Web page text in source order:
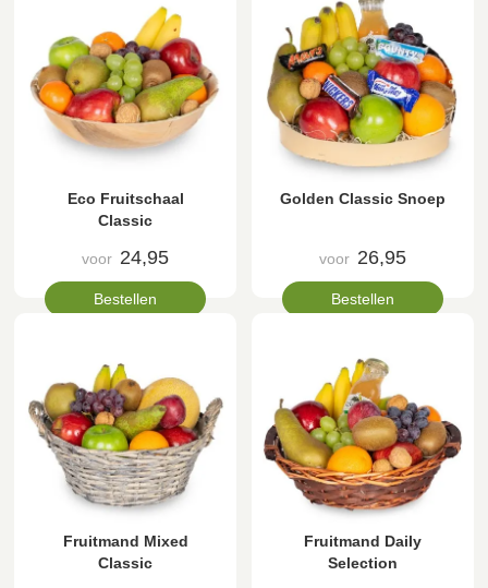
Eco Fruitschaal
Classic
voor 24,95
Bestellen
Golden Classic Snoep
voor 26,95
Bestellen
Fruitmand Mixed
Classic
Fruitmand Daily
Selection